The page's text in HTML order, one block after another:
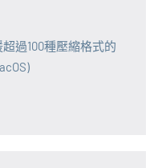
超過100種壓縮格式的